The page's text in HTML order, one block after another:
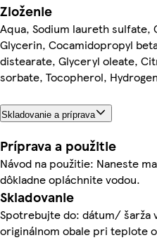
Zloženie
Aqua, Sodium laureth sulfate,
Glycerin, Cocamidopropyl
distearate, Glyceryl oleate,
sorbate, Tocopherol,
Skladovanie a príprava
Príprava a použitie
Návod na použitie: Naneste
dôkladne opláchnite vodou.
Skladovanie
Spotrebujte do: dátum/ šarža
originálnom obale pri teplote